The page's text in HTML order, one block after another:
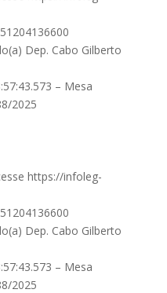
Dep. Cabo Gilberto
– Mesa
2025
https://infoleg-
Dep. Cabo Gilberto
– Mesa
2025